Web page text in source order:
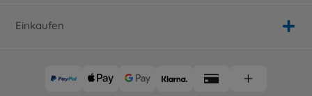
Einkaufen